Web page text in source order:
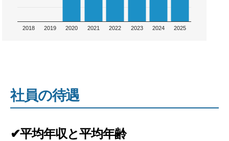
2018 2019 2020 2021 2022 2023 2024 2025
社員の待遇
✔平均年収と平均年齢